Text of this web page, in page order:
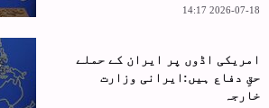
2026-07-18 14:17
امریکی اڈوں پر ایران کے حملے
حقِ دفاع ہیں:ایرانی وزارت
خارجہ